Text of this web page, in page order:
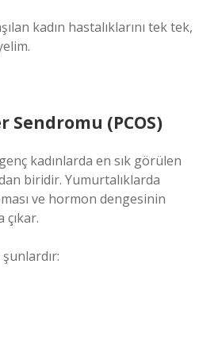
kadın hastalıklarını tek tek,
Sendromu (PCOS)
kadınlarda en sık görülen
biridir. Yumurtalıklarda
ve hormon dengesinin
çıkar.